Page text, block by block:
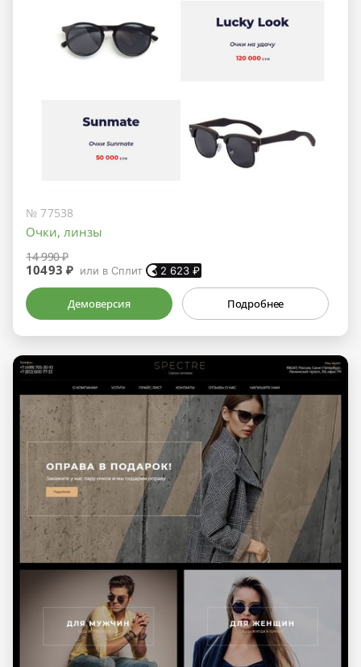
№ 77538
Очки, линзы
14 990 ₽
10493 ₽ или в Сплит 2 623 ₽
Демоверсия Подробнее